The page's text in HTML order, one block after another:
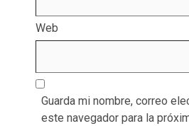
Web
Guarda mi nombre, correo
este navegador para la